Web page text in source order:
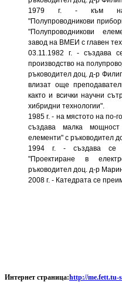
1979 г. - към
"Полупроводникови
"Полупроводникови
завод на ВМЕИ с главен
03.11.1982 г. - създава
производство на
ръководител доц. д-р
влизат още
както и всички научни
хибридни технологии".
1985 г. - на мястото на по-
създава малка мощност
елементи" с ръководител
1994 г. - създава се
"Проектиране в
ръководител доц. д-р
2008 г. - Катедрата се
Интернет страница:http://me.fett.tu-